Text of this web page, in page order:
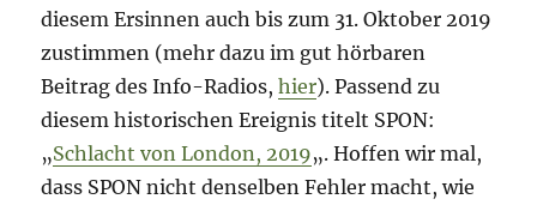
diesem Ersinnen auch bis zum 31. Oktober 2019
zustimmen (mehr dazu im gut hörbaren
Beitrag des Info-Radios,hier). Passend zu
diesem historischen Ereignis titelt SPON:
„Schlacht von London, 2019„. Hoffen wir mal,
dass SPON nicht denselben Fehler macht, wie